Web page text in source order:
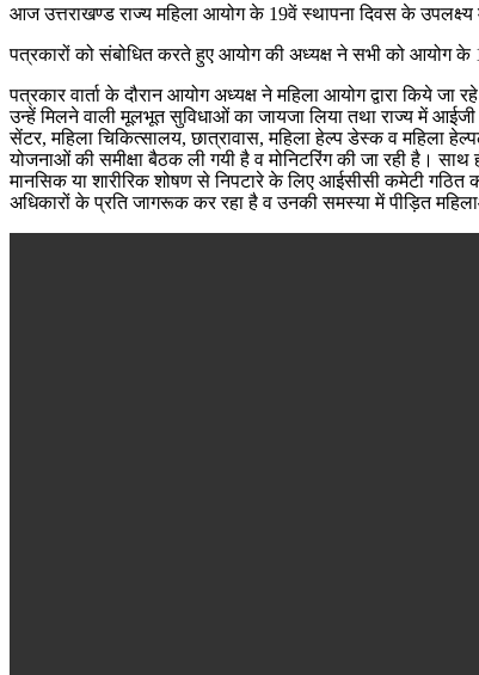
आज उत्तराखण्ड राज्य महिला आयोग के 19वें स्थापना दिवस के उपलक्ष्य
पत्रकारों को संबोधित करते हुए आयोग की अध्यक्ष ने सभी को आयोग के
पत्रकार वार्ता के दौरान आयोग अध्यक्ष ने महिला आयोग द्वारा किये जा
उन्हें मिलने वाली मूलभूत सुविधाओं का जायजा लिया तथा राज्य में आईजी
सेंटर, महिला चिकित्सालय, छात्रावास, महिला हेल्प डेस्क व महिला
योजनाओं की समीक्षा बैठक ली गयी है व मोनिटरिंग की जा रही है। साथ
मानसिक या शारीरिक शोषण से निपटारे के लिए आईसीसी कमेटी
अधिकारों के प्रति जागरूक कर रहा है व उनकी समस्या में पीड़ित